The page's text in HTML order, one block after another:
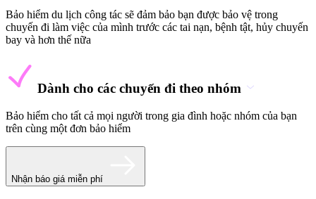
Bảo hiểm du lịch công tác sẽ đảm bảo bạn được bảo vệ trong
chuyến đi làm việc của mình trước các tai nạn, bệnh tật, hủy chuyến
bay và hơn thế nữa
Dành cho các chuyến đi theo nhóm
Bảo hiểm cho tất cả mọi người trong gia đình hoặc nhóm của bạn
trên cùng một đơn bảo hiểm
Nhận báo giá miễn phí